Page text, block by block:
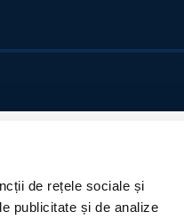
de rețele sociale și
publicitate și de analize